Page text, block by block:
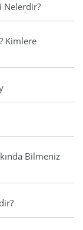
Nelerdir?
Kimlere
Bilmeniz